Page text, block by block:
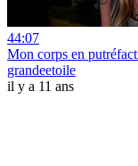
44:07
Mon corps en
grandeetoile
il y a 11 ans